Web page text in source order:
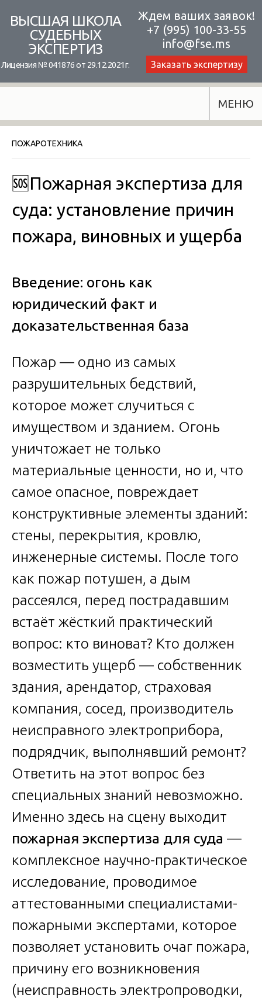
content
ВЫСШАЯ ШКОЛА
СУДЕБНЫХ
ЭКСПЕРТИЗ
Лицензия № 041876 от 29.12.2021г.
Ждем ваших заявок!
+7 (995) 100-33-55
info@fse.ms
Заказать экспертизу
МЕНЮ
ПОЖАРОТЕХНИКА
🆘Пожарная экспертиза для
суда: установление причин
пожара, виновных и ущерба
Введение: огонь как
юридический факт и
доказательственная база
Пожар — одно из самых
разрушительных бедствий,
которое может случиться с
имуществом и зданием. Огонь
уничтожает не только
материальные ценности, но и, что
самое опасное, повреждает
конструктивные элементы зданий:
стены, перекрытия, кровлю,
инженерные системы. После того
как пожар потушен, а дым
рассеялся, перед пострадавшим
встаёт жёсткий практический
вопрос: кто виноват? Кто должен
возместить ущерб — собственник
здания, арендатор, страховая
компания, сосед, производитель
неисправного электроприбора,
подрядчик, выполнявший ремонт?
Ответить на этот вопрос без
специальных знаний невозможно.
Именно здесь на сцену выходит
пожарная экспертиза для суда —
комплексное научно-практическое
исследование, проводимое
аттестованными специалистами-
пожарными экспертами, которое
позволяет установить очаг пожара,
причину его возникновения
(неисправность электропроводки,